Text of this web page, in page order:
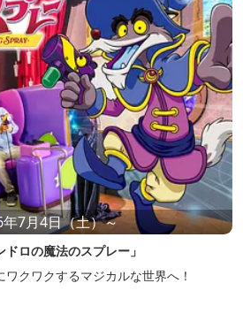
7月4日（土）～
ロの魔法のスプレー」
ワクワクするマジカルな世界へ！